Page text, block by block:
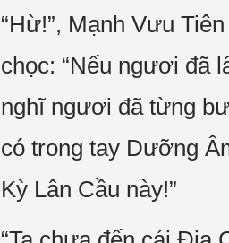
“Hừ!”, Mạnh Vưu
chọc: “Nếu ngươi đã
nghĩ ngươi đã từng
có trong tay Dưỡng
Kỳ Lân Cầu này!”